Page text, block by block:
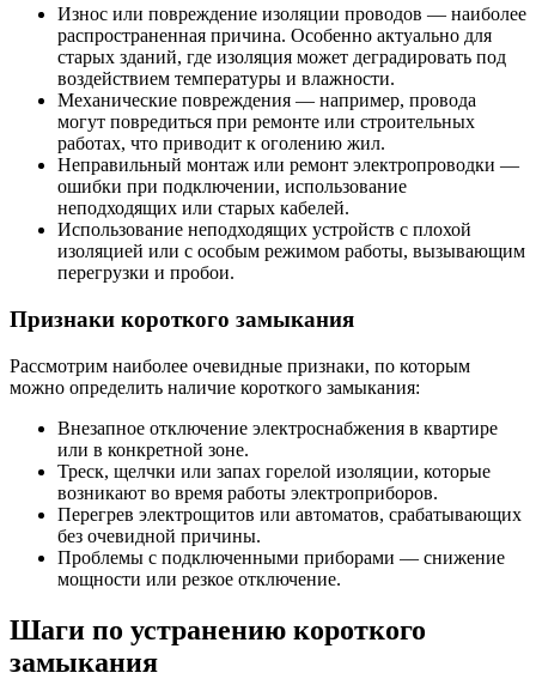
Износ или повреждение изоляции проводов — наиболее
распространенная причина. Особенно актуально для
старых зданий, где изоляция может деградировать под
воздействием температуры и влажности.
Механические повреждения — например, провода
могут повредиться при ремонте или строительных
работах, что приводит к оголению жил.
Неправильный монтаж или ремонт электропроводки —
ошибки при подключении, использование
неподходящих или старых кабелей.
Использование неподходящих устройств с плохой
изоляцией или с особым режимом работы, вызывающим
перегрузки и пробои.
Признаки короткого замыкания
Рассмотрим наиболее очевидные признаки, по которым
можно определить наличие короткого замыкания:
Внезапное отключение электроснабжения в квартире
или в конкретной зоне.
Треск, щелчки или запах горелой изоляции, которые
возникают во время работы электроприборов.
Перегрев электрощитов или автоматов, срабатывающих
без очевидной причины.
Проблемы с подключенными приборами — снижение
мощности или резкое отключение.
Шаги по устранению короткого
замыкания